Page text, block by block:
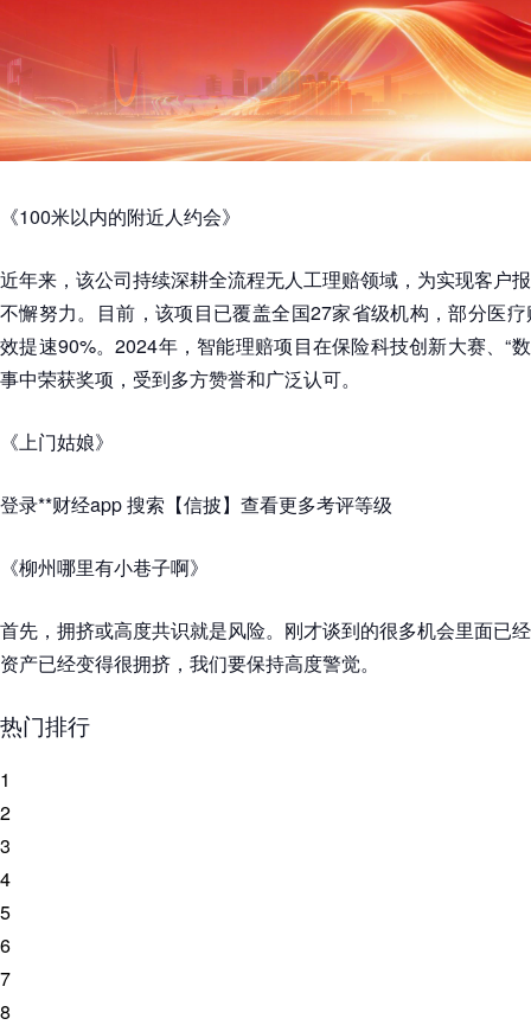
《100米以内的附近人约会》
近年来，该公司持续深耕全流程无人工理赔领域，为实现客户
不懈努力。目前，该项目已覆盖全国27家省级机构，部分医
效提速90%。2024年，智能理赔项目在保险科技创新大赛、“
事中荣获奖项，受到多方赞誉和广泛认可。
《上门姑娘》
登录**财经app 搜索【信披】查看更多考评等级
《柳州哪里有小巷子啊》
首先，拥挤或高度共识就是风险。刚才谈到的很多机会里面已
资产已经变得很拥挤，我们要保持高度警觉。
热门排行
1
2
3
4
5
6
7
8